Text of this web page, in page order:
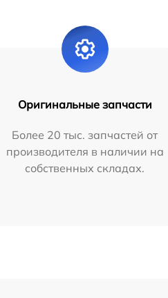
Оригинальные запчасти
Более 20 тыс. запчастей от
производителя в наличии на
собственных складах.